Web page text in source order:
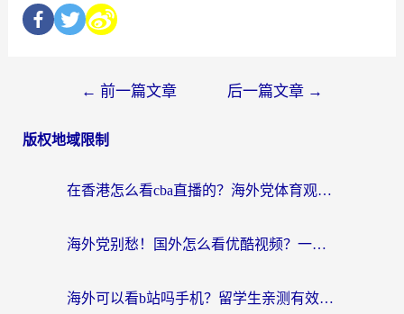
← 前一篇文章 后一篇文章 →
版权地域限制
在香港怎么看cba直播的？海外党体育观赛终极指南：告别版权限制，畅享中文解说
海外党别愁！国外怎么看优酷视频？一招解决追剧、看直播难题
海外可以看b站吗手机？留学生亲测有效的回国加速指南